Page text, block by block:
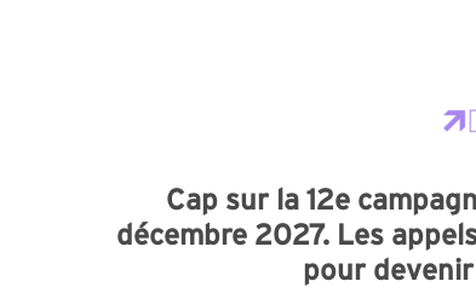
Cap sur la 12e
décembre 2027. Les
pour